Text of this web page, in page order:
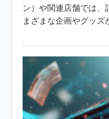
ン）や関連店舗では、
まざまな企画やグッ